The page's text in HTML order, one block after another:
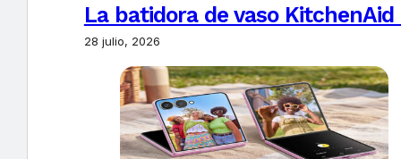
La batidora de vaso
28 julio, 2026